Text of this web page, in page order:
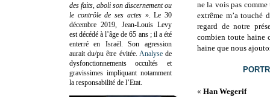
ne la vois pas
extrême m’a touché
regard de notre
combien toute haine
haine que nous
« Han Wegerif
des faits, aboli son discernement ou
le contrôle de ses actes». Le 30
décembre 2019, Jean-Louis Levy
est décédé à l’âge de 65 ans ; il a été
enterré en Israël. Son agression
aurait du/pu être évitée. Analysede
dysfonctionnements occultés et
gravissimes impliquant notamment
la responsabilité de l’Etat.